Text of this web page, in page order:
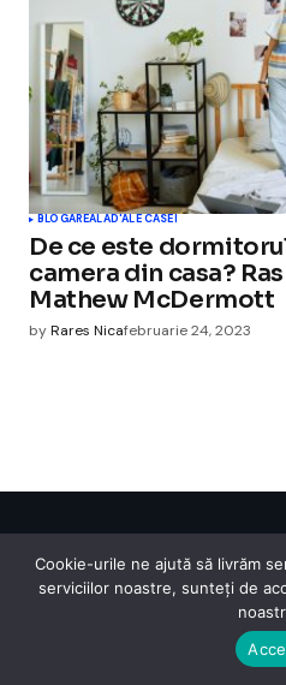
BLOGAREALAD'ALE CASEI
De ce este
camera din casa?
Mathew McDermott
byRares Nicafebruarie 24, 2023
Cismigiu Parc
© 2024 CismigiuParc. All Rights
InternetLegislatieMedicalModa
Cookie-urile ne ajută să livrăm
serviciilor noastre, sunteți de